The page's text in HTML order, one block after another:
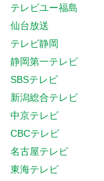
テレビユー福島
仙台放送
テレビ静岡
静岡第一テレビ
SBSテレビ
新潟総合テレビ
中京テレビ
CBCテレビ
名古屋テレビ
東海テレビ